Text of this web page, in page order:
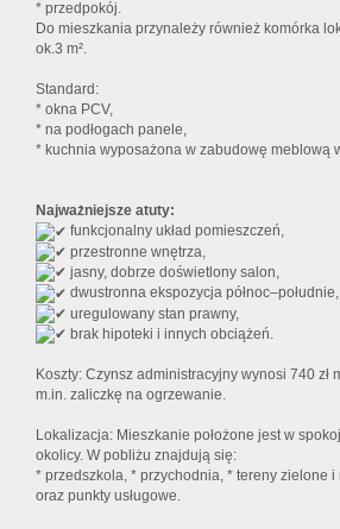
* przedpokój.
Do mieszkania przynależy również komórka
ok.3 m².
Standard:
* okna PCV,
* na podłogach panele,
* kuchnia wyposażona w zabudowę meblową
Najważniejsze atuty:
funkcjonalny układ pomieszczeń,
przestronne wnętrza,
jasny, dobrze doświetlony salon,
dwustronna ekspozycja północ–południe,
uregulowany stan prawny,
brak hipoteki i innych obciążeń.
Koszty: Czynsz administracyjny wynosi 740 zł
m.in. zaliczkę na ogrzewanie.
Lokalizacja: Mieszkanie położone jest w
okolicy. W pobliżu znajdują się:
* przedszkola, * przychodnia, * tereny zielone
oraz punkty usługowe.